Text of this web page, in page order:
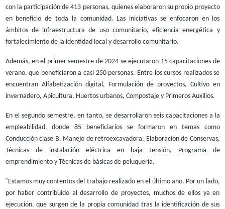
con la participación de 413 personas, quienes elaboraron su propio proyecto
en beneficio de toda la comunidad. Las iniciativas se enfocaron en los
ámbitos de infraestructura de uso comunitario, eficiencia energética y
fortalecimiento de la identidad local y desarrollo comunitario.
Además, en el primer semestre de 2024 se ejecutaron 15 capacitaciones de
verano, que beneficiaron a casi 250 personas. Entre los cursos realizados se
encuentran Alfabetización digital, Formulación de proyectos, Cultivo en
invernadero, Apicultura, Huertos urbanos, Compostaje y Primeros Auxilios.
En el segundo semestre, en tanto, se desarrollaron seis capacitaciones a la
empleabilidad, donde 85 beneficiarios se formaron en temas como
Conducción clase B, Manejo de retroexcavadora, Elaboración de Conservas,
Técnicas de instalación eléctrica en baja tensión, Programa de
emprendimiento y Técnicas de básicas de peluquería.
“Estamos muy contentos del trabajo realizado en el último año. Por un lado,
por haber contribuido al desarrollo de proyectos, muchos de ellos ya en
ejecución, que surgen de la propia comunidad tras la identificación de sus